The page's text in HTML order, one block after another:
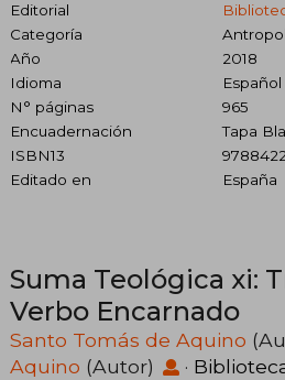
Editorial
Categoría
Año
2018
Idioma
Español
N° páginas
965
Encuadernación
Tapa
ISBN13
Editado en
España
Suma Teológica xi:
Verbo Encarnado
Santo Tomás de Aquino
Aquino (Autor) ·